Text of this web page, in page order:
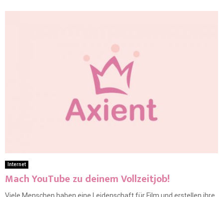
Internet
Mach YouTube zu deinem Vollzeitjob!
Viele Menschen haben eine Leidenschaft für Film und erstellen ihre